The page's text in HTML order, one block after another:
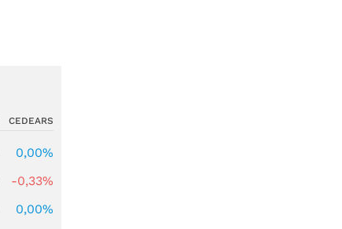
CEDEARS
0,00%
-0,33%
0,00%